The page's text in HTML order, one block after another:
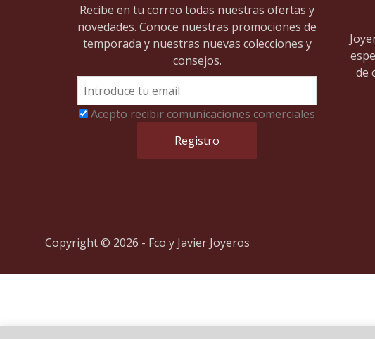
Recibe en tu correo todas nuestras ofertas y
novedades. Conoce nuestras promociones de
temporada y nuestras nuevas colecciones y
consejos.
Acepto recibir comunicaciones comerciales
de
Copyright © 2026 - Fco y Javier Joyeros